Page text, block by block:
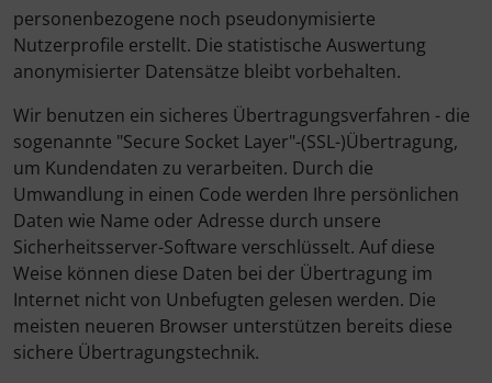
personenbezogene noch pseudonymisierte
Nutzerprofile erstellt. Die statistische Auswertung
anonymisierter Datensätze bleibt vorbehalten.
Wir benutzen ein sicheres Übertragungsverfahren - die
sogenannte "Secure Socket Layer"-(SSL-)Übertragung,
um Kundendaten zu verarbeiten. Durch die
Umwandlung in einen Code werden Ihre persönlichen
Daten wie Name oder Adresse durch unsere
Sicherheitsserver-Software verschlüsselt. Auf diese
Weise können diese Daten bei der Übertragung im
Internet nicht von Unbefugten gelesen werden. Die
meisten neueren Browser unterstützen bereits diese
sichere Übertragungstechnik.